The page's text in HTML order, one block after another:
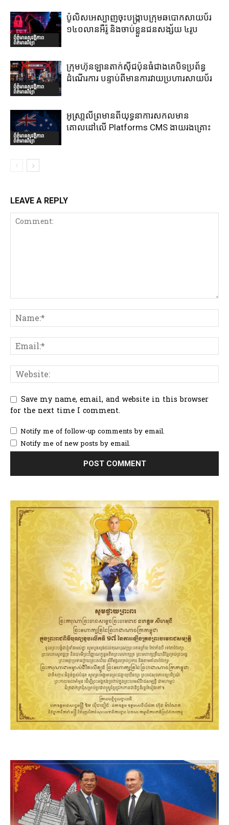
ព័ត៌មានសុវត្ថិភាព
ព័ត៌មានវិទ្យា
ប៉ូលិសអេស្បាញចុះបង្រ្កាបក្រុមឆបោកសាយប័រ
១៤០លានអឺរ៉ូ និងចាប់ខ្លួនជនសង្ស័យ ៤រូប
ព័ត៌មានសុវត្ថិភាព
ព័ត៌មានវិទ្យា
ក្រុមហ៊ុនឡានតាក់ស៊ីជប៉ុនធំជាងគេបិទប្រព័ន្ធ
ដំណើរការ បន្ទាប់ពីមានការវាយប្រហារសាយប័រ
ព័ត៌មានសុវត្ថិភាព
ព័ត៌មានវិទ្យា
អូស្រា្តលីព្រមានពីយុទ្ធនាការសកលមាន
គោលដៅលើ Platforms CMS ងាយរងគ្រោះ
LEAVE A REPLY
Save my name, email, and website in this browser
for the next time I comment.
Notify me of follow-up comments by email.
Notify me of new posts by email.